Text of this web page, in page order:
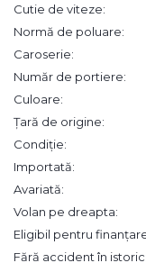
Cutie de viteze:
Normă de poluare:
Caroserie:
Număr de portiere:
Culoare:
Țară de origine:
Condiție:
Importată:
Avariată:
Volan pe dreapta:
Eligibil pentru
Fără accident în istoric: